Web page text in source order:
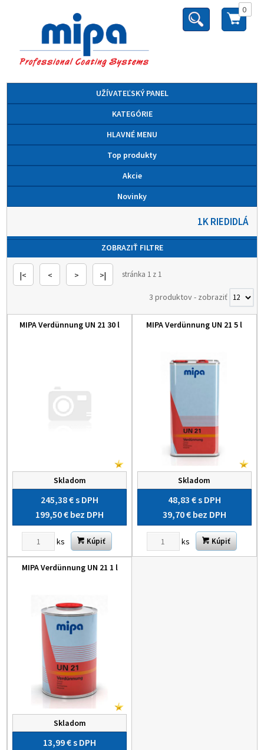
0
UŽÍVATEĽSKÝ PANEL
KATEGÓRIE
HLAVNÉ MENU
Top produkty
Akcie
Novinky
1K RIEDIDLÁ
ZOBRAZIŤ FILTRE
|< < > >| stránka 1 z 1
3 produktov- zobraziť
MIPA Verdünnung UN 21 30 l
Skladom
245,38 €s DPH
199,50 € bez DPH
ks Kúpiť
MIPA Verdünnung UN 21 5 l
Skladom
48,83 €s DPH
39,70 € bez DPH
ks Kúpiť
MIPA Verdünnung UN 21 1 l
Skladom
13,99 €s DPH